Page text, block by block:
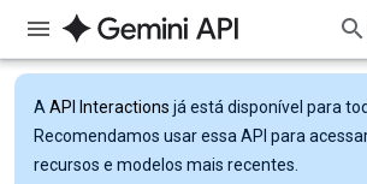
A API Interactions já está disponível para
Recomendamos usar essa API para
recursos e modelos mais recentes.